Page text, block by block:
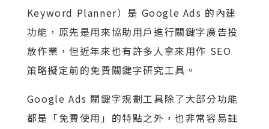
Keyword Planner）是 Google Ads 的內建
功能，原先是用來協助用戶進行關鍵字廣告投
放作業，但近年來也有許多人拿來用作 SEO
策略擬定前的免費關鍵字研究工具。
Google Ads 關鍵字規劃工具除了大部分功能
都是「免費使用」的特點之外，也非常容易註